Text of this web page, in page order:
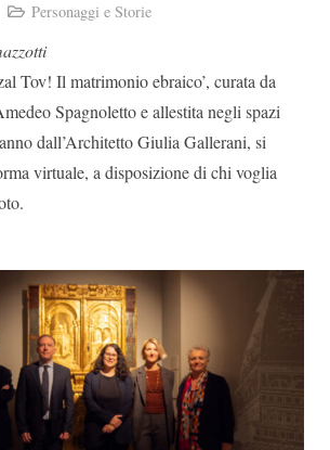
Personaggi e Storie
Tov! Il matrimonio ebraico’, curata da
Spagnoletto e allestita negli spazi
dall’Architetto Giulia Gallerani, si
virtuale, a disposizione di chi voglia